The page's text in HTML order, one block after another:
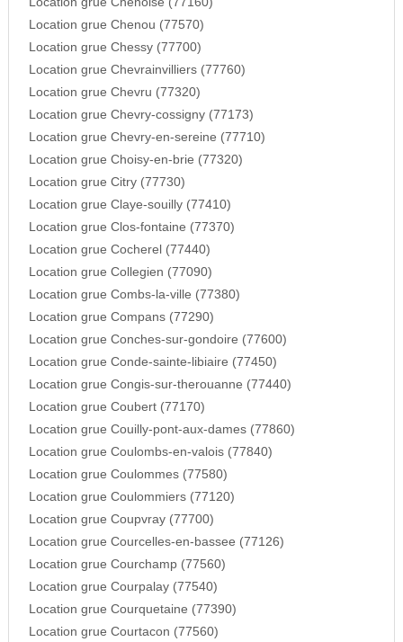
Location grue Chenou (77570)
Location grue Chessy (77700)
Location grue Chevrainvilliers (77760)
Location grue Chevru (77320)
Location grue Chevry-cossigny (77173)
Location grue Chevry-en-sereine (77710)
Location grue Choisy-en-brie (77320)
Location grue Citry (77730)
Location grue Claye-souilly (77410)
Location grue Clos-fontaine (77370)
Location grue Cocherel (77440)
Location grue Collegien (77090)
Location grue Combs-la-ville (77380)
Location grue Compans (77290)
Location grue Conches-sur-gondoire (77600)
Location grue Conde-sainte-libiaire (77450)
Location grue Congis-sur-therouanne (77440)
Location grue Coubert (77170)
Location grue Couilly-pont-aux-dames (77860)
Location grue Coulombs-en-valois (77840)
Location grue Coulommes (77580)
Location grue Coulommiers (77120)
Location grue Coupvray (77700)
Location grue Courcelles-en-bassee (77126)
Location grue Courchamp (77560)
Location grue Courpalay (77540)
Location grue Courquetaine (77390)
Location grue Courtacon (77560)